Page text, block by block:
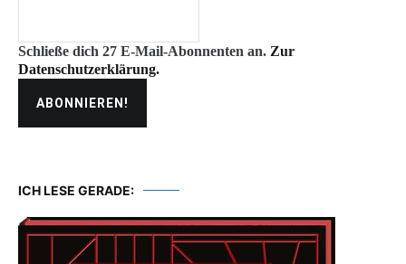
Schließe dich 27 E-Mail-Abonnenten an. Zur
Datenschutzerklärung.
ICH LESE GERADE: